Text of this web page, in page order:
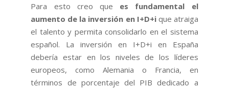
Para esto creo que es fundamental el
aumento de la inversión en I+D+i que atraiga
el talento y permita consolidarlo en el sistema
español. La inversión en I+D+i en España
debería estar en los niveles de los líderes
europeos, como Alemania o Francia, en
términos de porcentaje del PIB dedicado a